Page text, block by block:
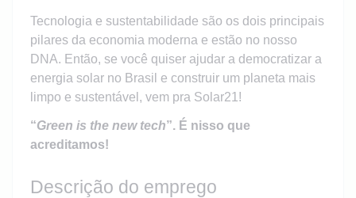
Tecnologia e sustentabilidade são os dois principais
pilares da economia moderna e estão no nosso
DNA. Então, se você quiser ajudar a democratizar a
energia solar no Brasil e construir um planeta mais
limpo e sustentável, vem pra Solar21!
“Green is the new tech”. É nisso que
acreditamos!
Descrição do emprego